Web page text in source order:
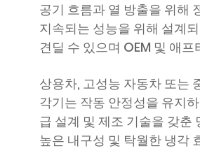
공기 흐름과 열 방출을 위해
지속되는 성능을 위해 설계
견딜 수 있으며 OEM 및 애
상용차, 고성능 자동차 또는
각기는 작동 안정성을 유지
급 설계 및 제조 기술을 갖춘
높은 내구성 및 탁월한 냉각